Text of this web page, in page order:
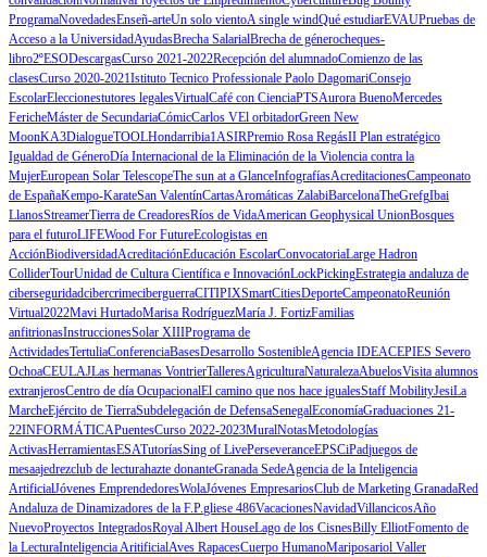
ProgramaNovedadesEnseñ-arteUn solo vientoA single windQué estudiarEVAUPruebas de
Acceso a la UniversidadAyudasBrecha SalarialBrecha de génerocheques-
libro2ºESODescargasCurso 2021-2022Recepción del alumnadoComienzo de las
clasesCurso 2020-2021Istituto Tecnico Professionale Paolo DagomariConsejo
EscolarEleccionestutores legalesVirtualCafé con CienciaPTSAurora BuenoMercedes
FericheMáster de SecundariaCómicCarlos VEl orbitadorGreen New
MoonKA3DialogueTOOLHondarribia1ASIRPremio Rosa RegásII Plan estratégico
Igualdad de GéneroDía Internacional de la Eliminación de la Violencia contra la
MujerEuropean Solar TelescopeThe sun at a GlanceInfografíasAcreditacionesCampeonato
de EspañaKempo-KarateSan ValentínCartasAromáticas ZalabiBarcelonaTheGrefgIbai
LlanosStreamerTierra de CreadoresRíos de VidaAmerican Geophysical UnionBosques
para el futuroLIFEWood For FutureEcologistas en
AcciónBiodiversidadAcreditaciónEducación EscolarConvocatoriaLarge Hadron
ColliderTourUnidad de Cultura Científica e InnovaciónLockPickingEstrategia andaluza de
ciberseguridadcibercrimeciberguerraCITIPIXSmartCitiesDeporteCampeonatoReunión
Virtual2022Mavi HurtadoMarisa RodríguezMaría J. FortizFamilias
anfitrionasInstruccionesSolar XIIIPrograma de
ActividadesTertuliaConferenciaBasesDesarrollo SostenibleAgencia IDEACEPIES Severo
OchoaCEULAJLas hermanas VontrierTalleresAgriculturaNaturalezaAbuelosVisita alumnos
extranjerosCentro de día OcupacionalEl camino que nos hace igualesStaff MobilityJesiLa
MarcheEjército de TierraSubdelegación de DefensaSenegalEconomíaGraduaciones 21-
22INFORMÁTICAPuentesCurso 2022-2023MuralNotasMetodologías
ActivasHerramientasESATutoríasSing of LivePerseveranceEPSCiPadjuegos de
mesaajedrezclub de lecturahazte donanteGranada SedeAgencia de la Inteligencia
ArtificialJóvenes EmprendedoresWolaJóvenes EmpresariosClub de Marketing GranadaRed
Andaluza de Dinamizadores de la F.P.gliese 486VacacionesNavidadVillancicosAño
NuevoProyectos IntegradosRoyal Albert HouseLago de los CisnesBilly ElliotFomento de
la LecturaInteligencia AritificialAves RapacesCuerpo HumanoMariposariol Valler